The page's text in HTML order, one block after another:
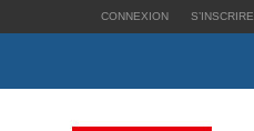
CONNEXION S’INSCRIRE